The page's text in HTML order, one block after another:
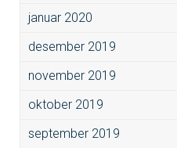
januar 2020
desember 2019
november 2019
oktober 2019
september 2019